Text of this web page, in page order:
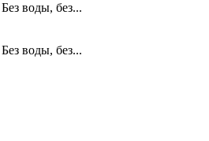
воды, без...
воды, без...